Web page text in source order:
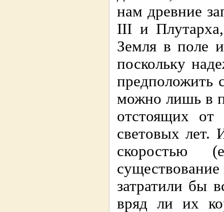
нам древние
III и
Земля в поле
поскольку
предположить
можно лишь в
отстоящих
световых лет.
скоростью
затратили бы
вряд ли их